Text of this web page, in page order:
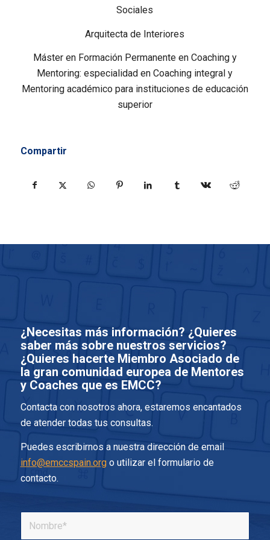
Sociales
Arquitecta de Interiores
Máster en Formación Permanente en Coaching y
Mentoring: especialidad en Coaching integral y
Mentoring académico para instituciones de educación
superior
Compartir
¿Necesitas más información? ¿Quieres
saber más sobre nuestros servicios?
¿Quieres hacerte Miembro Asociado de
la gran comunidad europea de Mentores
y Coaches que es EMCC?
Contacta con nosotros ahora, estaremos encantados
de atender todas tus consultas.
Puedes escribirnos a nuestra dirección de email
info@emccspain.orgo utilizar el formulario de
contacto.